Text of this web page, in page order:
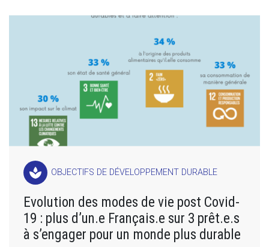
spa OBJECTIFS DE DÉVELOPPEMENT DURABLE
Evolution des modes de vie post Covid-
19 : plus d’un.e Français.e sur 3 prêt.e.s
à s’engager pour un monde plus durable